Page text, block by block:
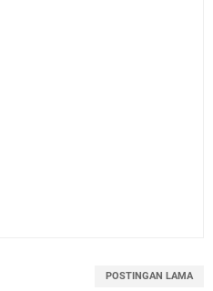
POSTINGAN LAMA